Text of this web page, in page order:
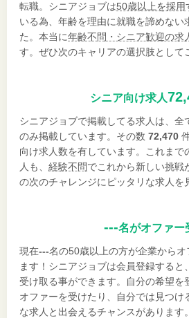
転職。シニアジョブは50歳以上を採用
いる為、年齢を理由に就職を諦めない
た。本当に年齢不問・シニア歓迎の求
す。ぜひ次のキャリアの選択肢として
シニア向け求人
シニアジョブで掲載してる求人は、全
のみ掲載しています。その数 72,470
向け求人数を有しています。これまで
人も、 経験不問でこれから新しい挑戦
の次のチャレンジにピッタリな求人を
---名がオファー
現在---名の50歳以上の方が企業から
ます！シニアジョブは会員登録すると
受け取る事ができます。自分の希望を
オファーを受けたり、自分では見つけ
な求人と出会えるチャンスがあります。